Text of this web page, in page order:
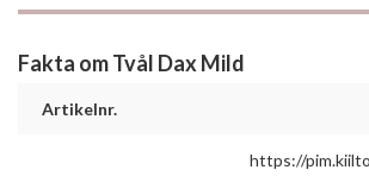
Fakta om Tvål Dax Mild
Artikelnr.
https://